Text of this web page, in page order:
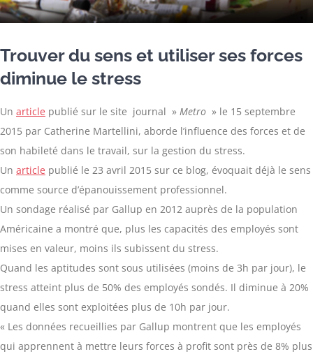
Trouver du sens et utiliser ses forces
diminue le stress
Un article publié sur le site journal » Metro » le 15 septembre
2015 par Catherine Martellini, aborde l’influence des forces et de
son habileté dans le travail, sur la gestion du stress.
Un article publié le 23 avril 2015 sur ce blog, évoquait déjà le sens
comme source d’épanouissement professionnel.
Un sondage réalisé par Gallup en 2012 auprès de la population
Américaine a montré que, plus les capacités des employés sont
mises en valeur, moins ils subissent du stress.
Quand les aptitudes sont sous utilisées (moins de 3h par jour), le
stress atteint plus de 50% des employés sondés. Il diminue à 20%
quand elles sont exploitées plus de 10h par jour.
« Les données recueillies par Gallup montrent que les employés
qui apprennent à mettre leurs forces à profit sont près de 8% plus